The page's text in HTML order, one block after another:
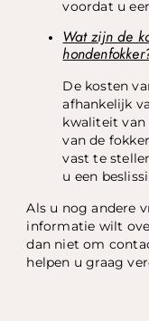
voordat u
Wat zijn de
De kosten
afhankelijk
kwaliteit van
van de
vast te
u een
Als u nog andere
informatie wilt
dan niet om
helpen u graag